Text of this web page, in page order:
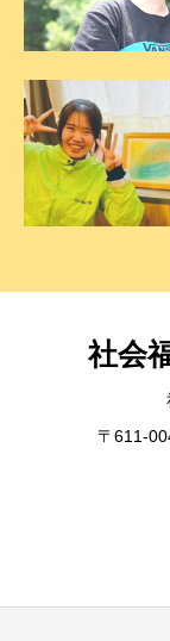
社会
〒611-